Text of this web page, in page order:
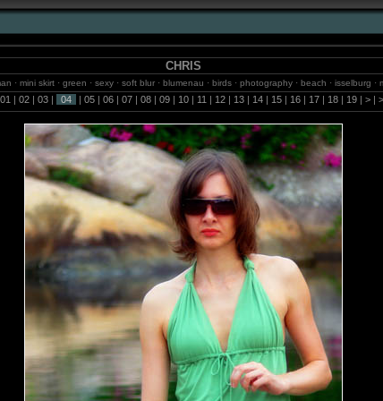
CHRIS
· mini skirt · green · sexy · soft blur · blumenau · birds · photography · beach · isselburg ·
· jungle · photos · balneario camboriu · sky · fotografie · fotos · internet · waterfalls ·
01 | 02| 03| 04 | 05| 06| 07| 08| 09| 10| 11 | 12| 13| 14| 15| 16| 17| 18| 19| >|